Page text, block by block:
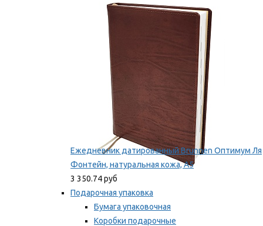
Планинги
Мы рекомендуем
Ежедневник датированный Brunnen Оптимум Ля
Фонтейн, натуральная кожа, А5
3 350.74 руб
Подарочная упаковка
Бумага упаковочная
Коробки подарочные